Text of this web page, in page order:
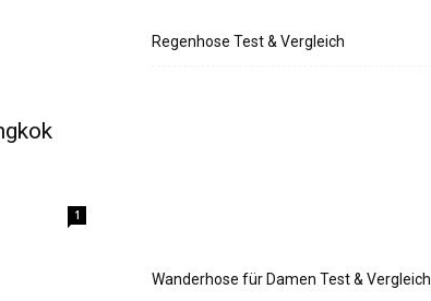
1
Regenhose Test & Vergleich
Wanderhose für Damen Test & Vergleich